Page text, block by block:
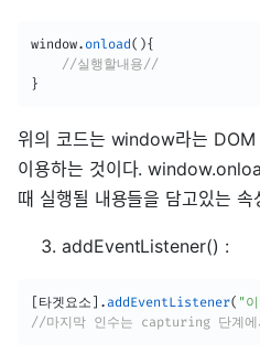
window. onload( ){
//실행할내용//
}
위의 코드는 window라는
이용하는 것이다.
때 실행될 내용들을 담고있는 속
addEventListener() :
[타겟요소 ] .addEventListener( "
//마지막 인수는 capturing 단계에